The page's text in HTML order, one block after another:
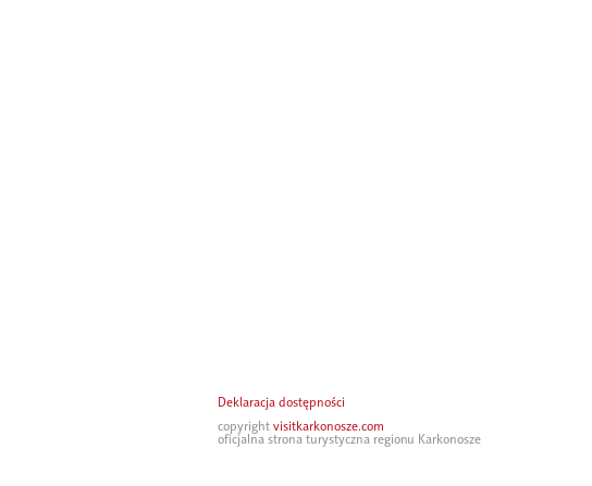
Deklaracja dostępności
copyright visitkarkonosze.com
oficjalna strona turystyczna regionu Karkonosze